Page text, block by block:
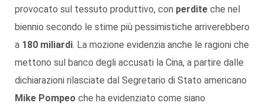
provocato sul tessuto produttivo, con perdite che nel
biennio secondo le stime più pessimistiche arriverebbero
a 180 miliardi. La mozione evidenzia anche le ragioni che
mettono sul banco degli accusati la Cina, a partire dalle
dichiarazioni rilasciate dal Segretario di Stato americano
Mike Pompeo che ha evidenziato come siano